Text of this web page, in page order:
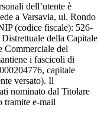
dell’utente è
a Varsavia, ul. Rondo
(codice fiscale): 526-
della Capitale
Commerciale del
i fascicoli di
capitale
versato). Il
nominato dal Titolare
tramite e-mail